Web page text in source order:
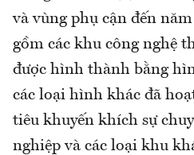
và vùng phụ cận đến
gồm các khu công nghệ
được hình thành bằng
các loại hình khác đã
tiêu khuyến khích sự
nghiệp và các loại khu